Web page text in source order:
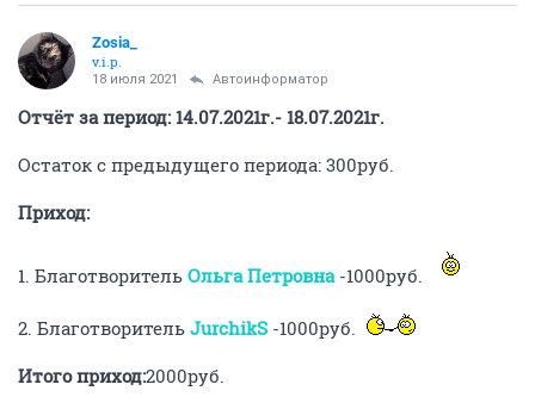
Zosia_
v.i.p.
18 июля 2021 Автоинформатор
Отчёт за период: 14.07.2021г.- 18.07.2021г.
Остаток с предыдущего периода: 300руб.
Приход:
1. Благотворитель Ольга Петровна -1000руб.
2. Благотворитель JurchikS -1000руб.
Итого приход:2000руб.